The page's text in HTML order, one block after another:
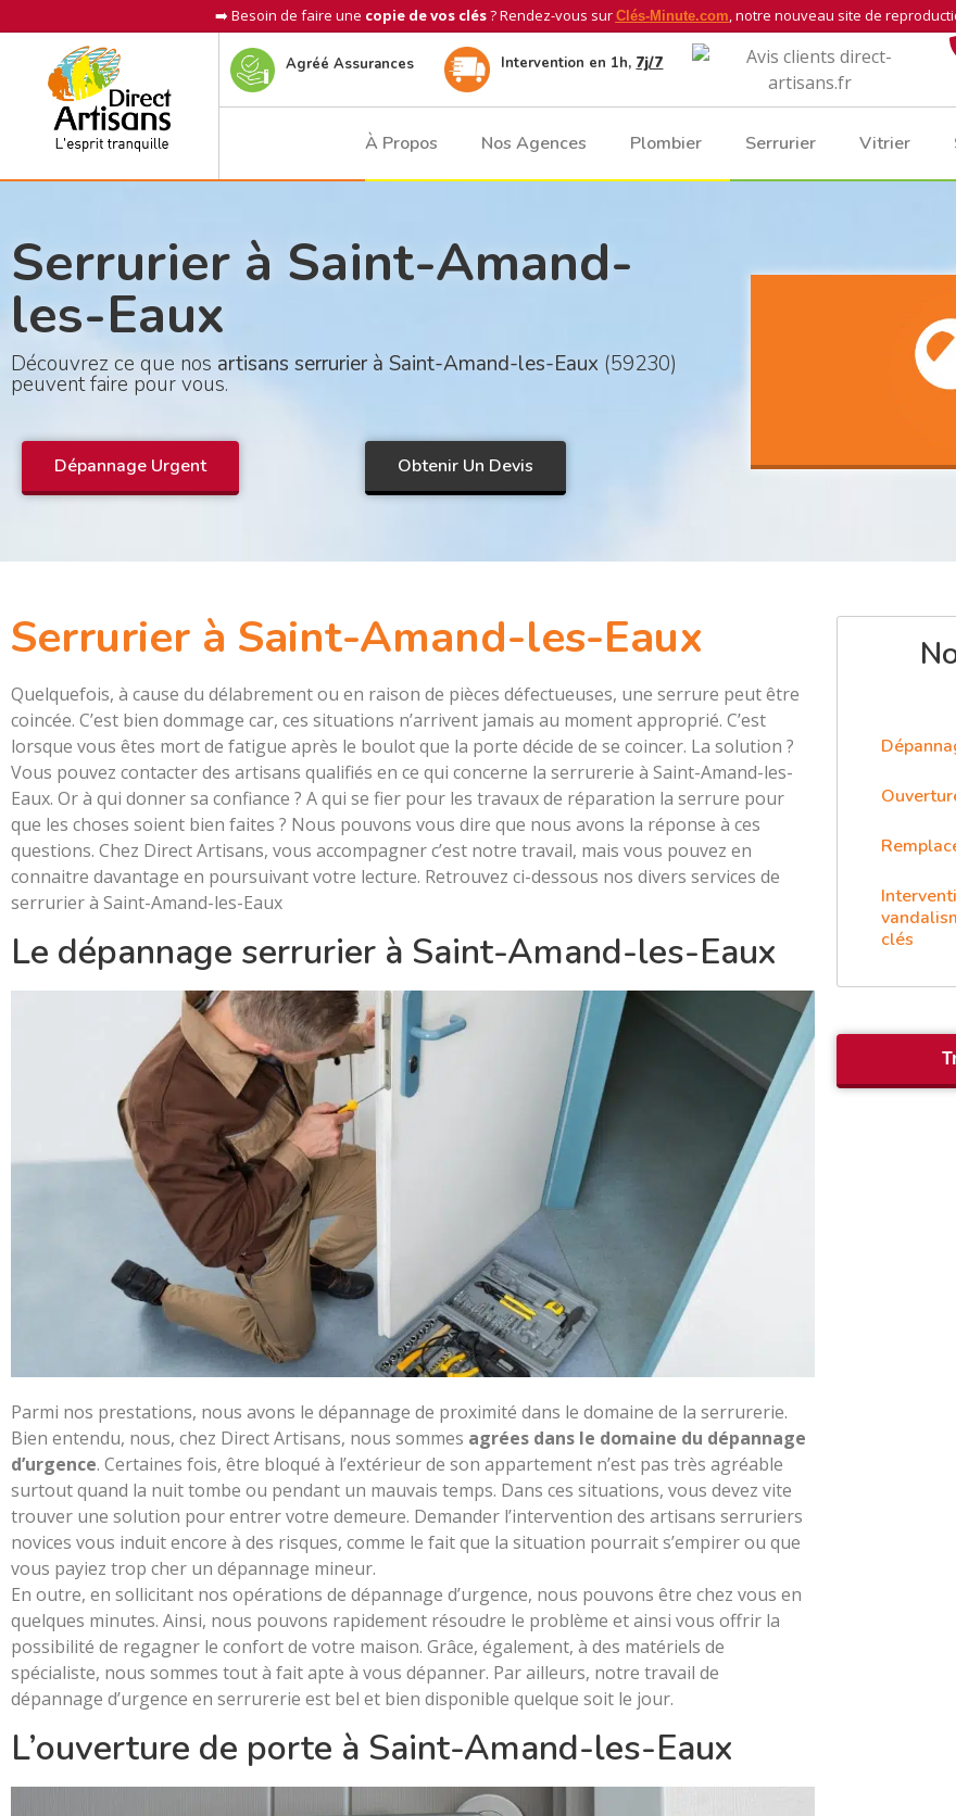
➡️ Besoin de faire une copie de vos clés? Rendez-vous sur Clés-Minute.com, notre nouveau site de
Agréé Assurances Intervention en 1h, 7j/7
À Propos Nos Agences Plombier Serrurier Vitrier
Serrurier à Saint-Amand-
les-Eaux
Découvrez ce que nos artisans serrurier à Saint-Amand-les-Eaux (59230)
peuvent faire pour vous.
Dépannage Urgent Obtenir Un Devis
Serrurier à Saint-Amand-les-Eaux
Quelquefois, à cause du délabrement ou en raison de pièces défectueuses, une serrure peut être
coincée. C’est bien dommage car, ces situations n’arrivent jamais au moment approprié. C’est
lorsque vous êtes mort de fatigue après le boulot que la porte décide de se coincer. La solution ?
Vous pouvez contacter des artisans qualifiés en ce qui concerne la serrurerie à Saint-Amand-les-
Eaux. Or à qui donner sa confiance ? A qui se fier pour les travaux de réparation la serrure pour
que les choses soient bien faites ? Nous pouvons vous dire que nous avons la réponse à ces
questions. Chez Direct Artisans, vous accompagner c’est notre travail, mais vous pouvez en
connaitre davantage en poursuivant votre lecture. Retrouvez ci-dessous nos divers services de
serrurier à Saint-Amand-les-Eaux
Le dépannage serrurier à Saint-Amand-les-Eaux
Parmi nos prestations, nous avons le dépannage de proximité dans le domaine de la serrurerie.
Bien entendu, nous, chez Direct Artisans, nous sommes agrées dans le domaine du dépannage
d’urgence. Certaines fois, être bloqué à l’extérieur de son appartement n’est pas très agréable
surtout quand la nuit tombe ou pendant un mauvais temps. Dans ces situations, vous devez vite
trouver une solution pour entrer votre demeure. Demander l’intervention des artisans serruriers
novices vous induit encore à des risques, comme le fait que la situation pourrait s’empirer ou que
vous payiez trop cher un dépannage mineur.
En outre, en sollicitant nos opérations de dépannage d’urgence, nous pouvons être chez vous en
quelques minutes. Ainsi, nous pouvons rapidement résoudre le problème et ainsi vous offrir la
possibilité de regagner le confort de votre maison. Grâce, également, à des matériels de
spécialiste, nous sommes tout à fait apte à vous dépanner. Par ailleurs, notre travail de
dépannage d’urgence en serrurerie est bel et bien disponible quelque soit le jour.
L’ouverture de porte à Saint-Amand-les-Eaux
clés